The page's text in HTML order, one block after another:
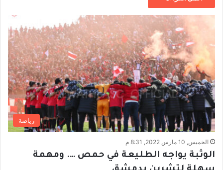
رياضة
الخميس, 10 مارس 2022, 8:31 م
الوثبة يواجه الطليعة في حمص …. ومهمة